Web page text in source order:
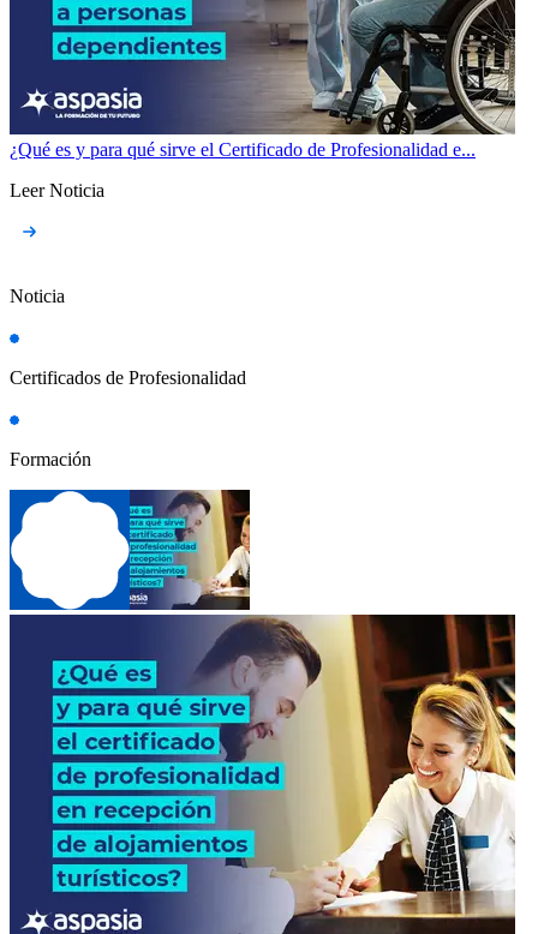
¿Qué es y para qué sirve el Certificado de Profesionalidad e...
Leer Noticia
Noticia
Certificados de Profesionalidad
Formación